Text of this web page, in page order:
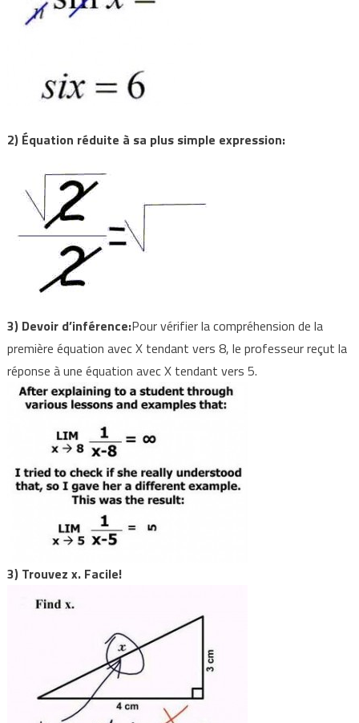
2) Équation réduite à sa plus simple expression:
3) Devoir d’inférence:Pour vérifier la compréhension de la
première équation avec X tendant vers 8, le professeur reçut la
réponse à une équation avec X tendant vers 5.
3) Trouvez x. Facile!